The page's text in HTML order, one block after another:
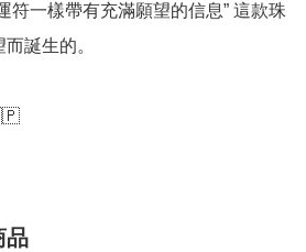
符一樣帶有充滿願望的信息” 這款珠
誕生的。
品